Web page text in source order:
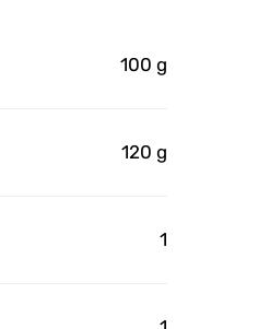
100 g
120 g
1